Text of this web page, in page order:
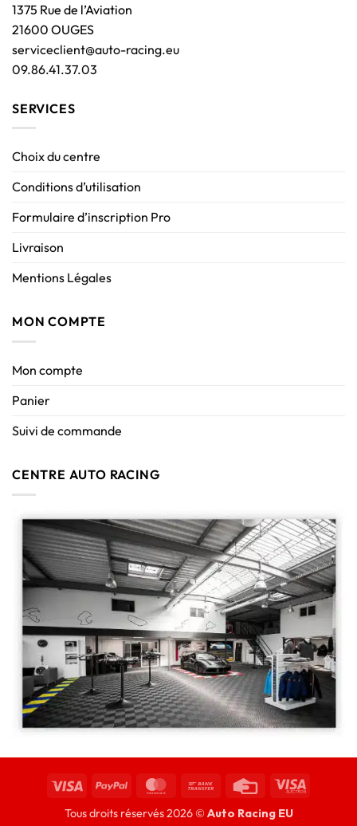
1375 Rue de l’Aviation
21600 OUGES
serviceclient@auto-racing.eu
09.86.41.37.03
SERVICES
Choix du centre
Conditions d’utilisation
Formulaire d’inscription Pro
Livraison
Mentions Légales
MON COMPTE
Mon compte
Panier
Suivi de commande
CENTRE AUTO RACING
Tous droits réservés 2026 © Auto Racing EU